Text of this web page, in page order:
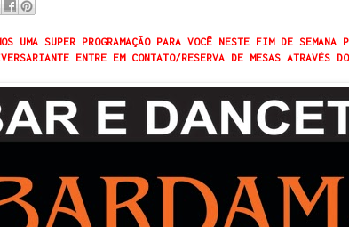
UMA SUPER PROGRAMAÇÃO PARA VOCÊ NESTE FIM DE
ENTRE EM CONTATO/RESERVA DE MESAS ATRAVÉS